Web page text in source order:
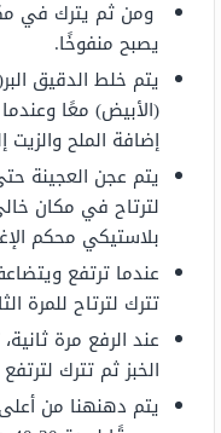
ومن ثم يترك في
يصبح منفوخًا.
يتم خلط الدقيق
(الأبيض) معًا
إضافة الملح
يتم عجن العجينة
لترتاح في مكان
بلاستيكي محكم
عندما ترتفع
تترك لترتاح للمرة
عند الرفع مرة
الخبز ثم تترك
يتم دهنهنا من